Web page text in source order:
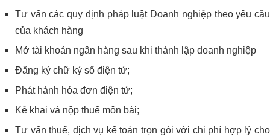
Tư vấn các quy định pháp luật Doanh nghiệp theo yêu cầu
của khách hàng
Mở tài khoản ngân hàng sau khi thành lập doanh nghiệp
Đăng ký chữ ký số điện tử;
Phát hành hóa đơn điện tử;
Kê khai và nộp thuế môn bài;
Tư vấn thuế, dịch vụ kế toán trọn gói với chi phí hợp lý cho